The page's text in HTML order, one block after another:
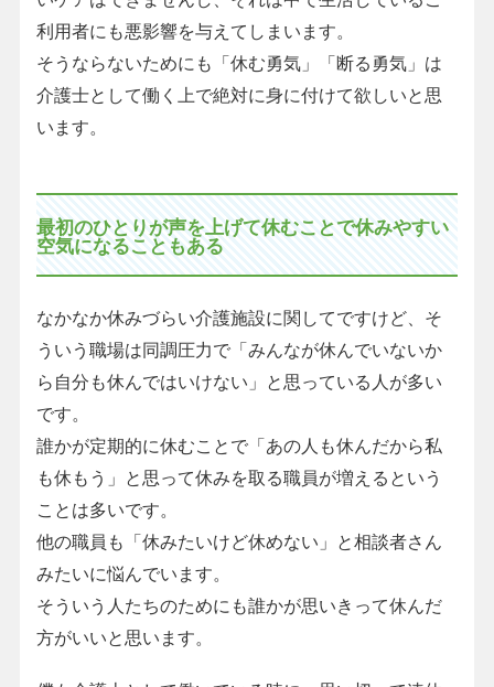
利用者にも悪影響を与えてしまいます。
そうならないためにも「休む勇気」「断る勇気」は
介護士として働く上で絶対に身に付けて欲しいと思
います。
最初のひとりが声を上げて休むことで休みやすい
空気になることもある
なかなか休みづらい介護施設に関してですけど、そ
ういう職場は同調圧力で「みんなが休んでいないか
ら自分も休んではいけない」と思っている人が多い
です。
誰かが定期的に休むことで「あの人も休んだから私
も休もう」と思って休みを取る職員が増えるという
ことは多いです。
他の職員も「休みたいけど休めない」と相談者さん
みたいに悩んでいます。
そういう人たちのためにも誰かが思いきって休んだ
方がいいと思います。